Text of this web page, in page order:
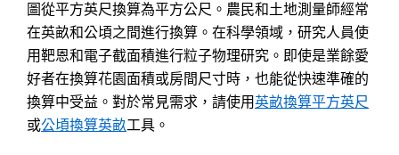
圖從平方英尺換算為平方公尺。農民和土地測量師經常
在英畝和公頃之間進行換算。在科學領域，研究人員使
用靶恩和電子截面積進行粒子物理研究。即使是業餘愛
好者在換算花園面積或房間尺寸時，也能從快速準確的
換算中受益。對於常見需求，請使用英畝換算平方英尺
或公頃換算英畝工具。